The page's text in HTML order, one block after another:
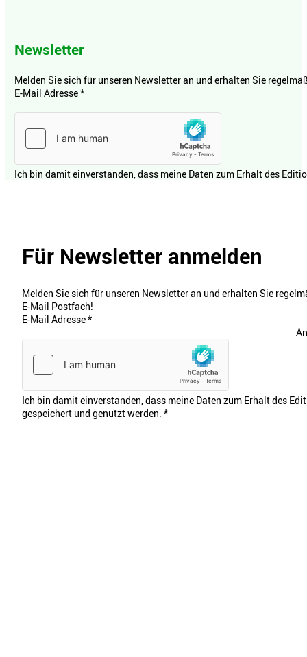
Newsletter
Melden Sie sich für unseren Newsletter an und erhalten Sie
E-Mail Adresse*
Ich bin damit einverstanden, dass meine Daten zum Erhalt des
Für Newsletter anmelden
Melden Sie sich für unseren Newsletter an und erhalten Sie
E-Mail Postfach!
E-Mail Adresse*
Ich bin damit einverstanden, dass meine Daten zum Erhalt des
gespeichert und genutzt werden. *